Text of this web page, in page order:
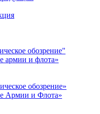
обозрение"
армии и флота»
обозрение»
Армии и Флота»